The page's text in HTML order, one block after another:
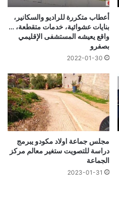
أعطاب متكررة للراديو والسكانير،
بنايات عشوائية، خدمات متقطعة، …
واقع يعيشه المستشفى الإقليمي
بصفرو
2022-01-30
مجلس جماعة اولاد مكودو يبرمج
دراسة للتصويت ستغير معالم مركز
الجماعة
2023-01-31